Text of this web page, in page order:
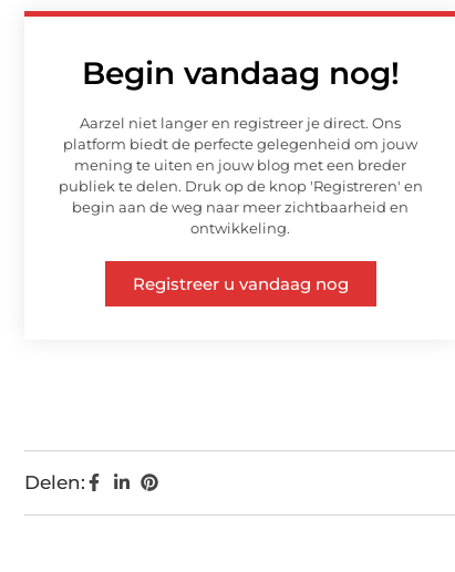
Begin vandaag nog!
Aarzel niet langer en registreer je direct. Ons
platform biedt de perfecte gelegenheid om jouw
mening te uiten en jouw blog met een breder
publiek te delen. Druk op de knop 'Registreren' en
begin aan de weg naar meer zichtbaarheid en
ontwikkeling.
Registreer u vandaag nog
Delen: